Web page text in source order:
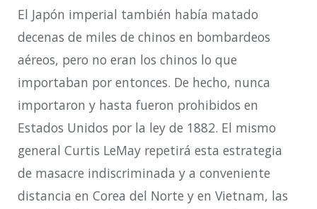
El Japón imperial también había matado
decenas de miles de chinos en bombardeos
aéreos, pero no eran los chinos lo que
importaban por entonces. De hecho, nunca
importaron y hasta fueron prohibidos en
Estados Unidos por la ley de 1882. El mismo
general Curtis LeMay repetirá esta estrategia
de masacre indiscriminada y a conveniente
distancia en Corea del Norte y en Vietnam, las